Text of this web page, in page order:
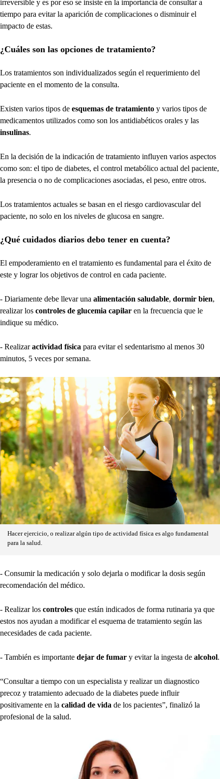
irreversible y es por eso se insiste en la importancia de consultar a
tiempo para evitar la aparición de complicaciones o disminuir el
impacto de estas.
¿Cuáles son las opciones de tratamiento?
Los tratamientos son individualizados según el requerimiento del
paciente en el momento de la consulta.
Existen varios tipos de esquemas de tratamiento y varios tipos de
medicamentos utilizados como son los antidiabéticos orales y las
insulinas.
En la decisión de la indicación de tratamiento influyen varios aspectos
como son: el tipo de diabetes, el control metabólico actual del paciente,
la presencia o no de complicaciones asociadas, el peso, entre otros.
Los tratamientos actuales se basan en el riesgo cardiovascular del
paciente, no solo en los niveles de glucosa en sangre.
¿Qué cuidados diarios debo tener en cuenta?
El empoderamiento en el tratamiento es fundamental para el éxito de
este y lograr los objetivos de control en cada paciente.
- Diariamente debe llevar una alimentación saludable, dormir bien,
realizar los controles de glucemia capilar en la frecuencia que le
indique su médico.
- Realizaractividad física para evitar el sedentarismo al menos 30
minutos, 5 veces por semana.
Hacer ejercicio, o realizar algún tipo de actividad física es algo fundamental
para la salud.
- Consumir la medicación y solo dejarla o modificar la dosis según
recomendación del médico.
- Realizar los controles que están indicados de forma rutinaria ya que
estos nos ayudan a modificar el esquema de tratamiento según las
necesidades de cada paciente.
- También es importante dejar de fumar y evitar la ingesta de alcohol.
“Consultar a tiempo con un especialista y realizar un diagnostico
precoz y tratamiento adecuado de la diabetes puede influir
positivamente en la calidad de vida de los pacientes”, finalizó la
profesional de la salud.